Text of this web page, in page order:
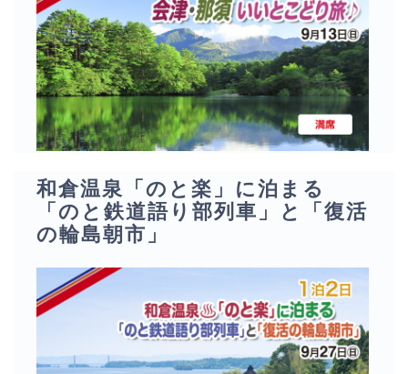
和倉温泉「のと楽」に泊まる
「のと鉄道語り部列車」と「復活
の輪島朝市」